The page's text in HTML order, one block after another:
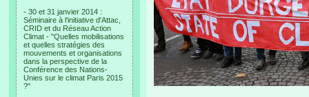
- 30 et 31 janvier 2014 :
Séminaire à l'initiative d'Attac,
CRID et du Réseau Action
Climat - "Quelles mobilisations
et quelles stratégies des
mouvements et organisations
dans la perspective de la
Conférence des Nations-
Unies sur le climat Paris 2015
?"